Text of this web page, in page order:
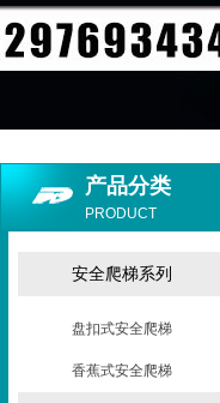
产品分类
PRODUCT
安全爬梯系列
盘扣式安全爬梯
香蕉式安全爬梯